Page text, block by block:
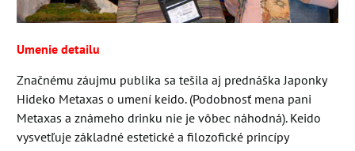
Umenie detailu
Značnému záujmu publika sa tešila aj prednáška Japonky
Hideko Metaxas o umení keido. (Podobnosť mena pani
Metaxas a známeho drinku nie je vôbec náhodná). Keido
vysvetľuje základné estetické a filozofické princípy